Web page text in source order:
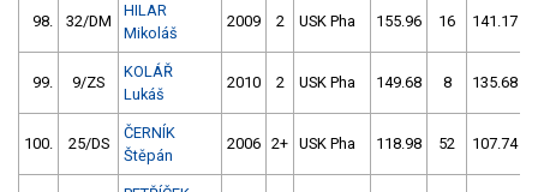
98. 32/DM
HILAR
Mikoláš
2009 2 USK Pha 155.96 16 141.17
99. 9/ZS
KOLÁŘ
Lukáš
2010 2 USK Pha 149.68 8 135.68
100. 25/DS
ČERNÍK
Štěpán
2006 2+ USK Pha 118.98 52 107.74